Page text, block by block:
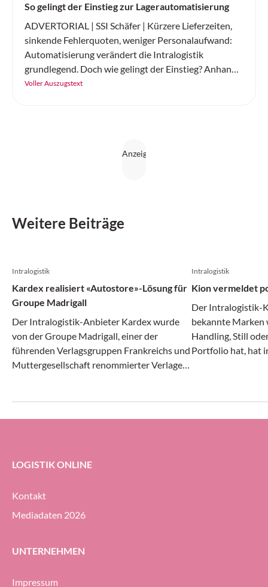
So gelingt der Einstieg zur Lagerautomatisierung
ADVERTORIAL | SSI Schäfer | Kürzere Lieferzeiten,
sinkende Fehlerquoten, weniger Personalaufwand:
Automatisierung verändert die Intralogistik
grundlegend. Doch wie gelingt der Einstieg? Anhand
von «Best Practices» zeigt sich, dass eine schrittweise
Voller Auszugstext
Weitere Beiträge
Intralogistik
Kardex realisiert «Autostore»-Lösung für
Groupe Madrigall
Der Intralogistik-Anbieter Kardex wurde
von der Groupe Madrigall, einer der
führenden Verlagsgruppen Frankreichs und
Muttergesellschaft renommierter Verlage
das neue Distributionszentrum des
Intralogistik
Kion vermeldet
Der Intralogistik-
bekannte Marken
Handling, Still
Portfolio hat, hat
LOGISTIK ONLINE
Kontakt
Mediadaten 2026
UNTERNEHMEN
Impressum